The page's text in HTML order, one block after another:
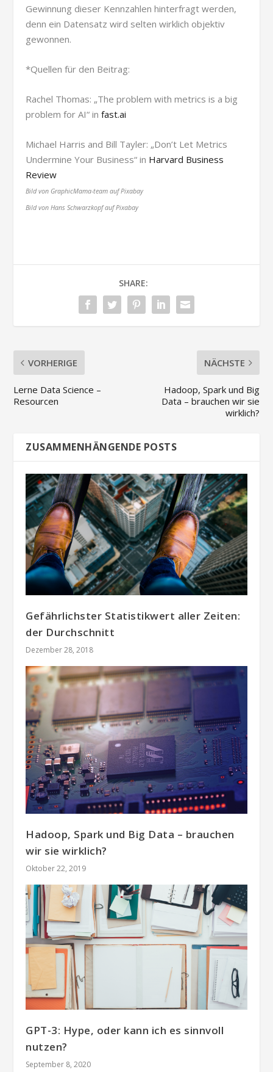
Gewinnung dieser Kennzahlen hinterfragt werden,
denn ein Datensatz wird selten wirklich objektiv
gewonnen.
*Quellen für den Beitrag:
Rachel Thomas: „The problem with metrics is a big
problem for AI“ infast.ai
Michael Harris and Bill Tayler: „Don’t Let Metrics
Undermine Your Business“ in Harvard Business
Review
Bild von GraphicMama-team auf Pixabay
Bild von Hans Schwarzkopf auf Pixabay
SHARE:
VORHERIGE
Lerne Data Science –
Resourcen
NÄCHSTE
Hadoop, Spark und Big
Data – brauchen wir sie
wirklich?
ZUSAMMENHÄNGENDE POSTS
Gefährlichster Statistikwert aller Zeiten:
der Durchschnitt
Dezember 28, 2018
Hadoop, Spark und Big Data – brauchen
wir sie wirklich?
Oktober 22, 2019
GPT-3: Hype, oder kann ich es sinnvoll
nutzen?
September 8, 2020